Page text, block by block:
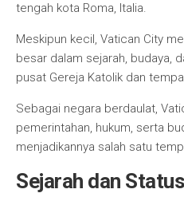
tengah kota Roma, Italia.
Meskipun kecil, Vatican City
besar dalam sejarah, budaya,
pusat Gereja Katolik dan
Sebagai negara berdaulat,
pemerintahan, hukum, serta
menjadikannya salah satu
Sejarah dan